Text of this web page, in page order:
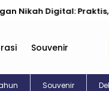
Praktis, Cantik, &
Souvenir
Souvenir